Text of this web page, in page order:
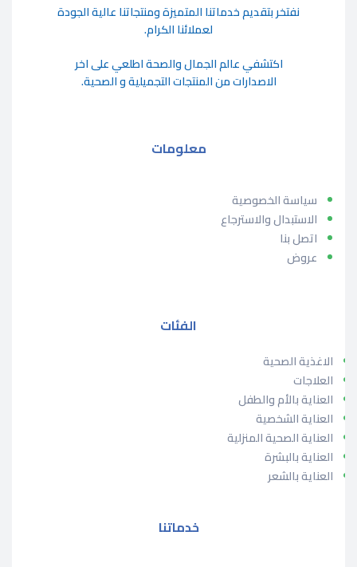
ﻧﻔﺘﺨﺮ ﺑﺘﻘﺪﻳﻢ ﺧﺪﻣﺎﺗﻨﺎ اﻟﻤﺘﻤﻴﺰة وﻣﻨﺘﺠﺎﺗﻨﺎ ﻋﺎﻟﻴﺔ اﻟﺠﻮدة
ﻟﻌﻤﻼﺋﻨﺎ اﻟﻜﺮام.
اكتشفي عالم الجمال والصحة اطلعي على اخر
الاصدارات من المنتجات التجميلية و الصحية.
معلومات
سياسة الخصوصية
الاستبدال والاسترجاع
اتصل بنا
عروض
الفئات
الاغذية الصحية
العلاجات
العناية بالأم والطفل
العناية الشخصية
العناية الصحية المنزلية
العناية بالبشرة
العناية بالشعر
خدماتنا